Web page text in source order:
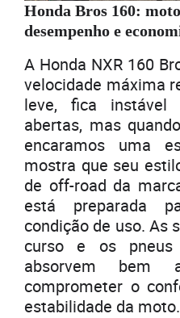
Honda Bros 160:
desempenho e
A Honda NXR 160
velocidade máxima
leve, fica instável
abertas, mas
encaramos uma
mostra que seu
de off-road da
está preparada
condição de uso. As
curso e os
absorvem bem
comprometer o
estabilidade da moto.